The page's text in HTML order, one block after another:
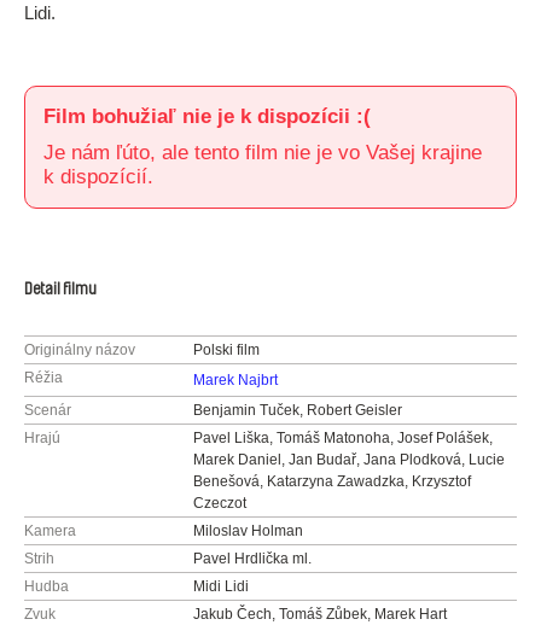
Lidi.
Film bohužiaľ nie je k dispozícii :(
Je nám ľúto, ale tento film nie je vo Vašej krajine
k dispozícií.
Detail filmu
Originálny názov
Polski film
Réžia
Marek Najbrt
Scenár
Benjamin Tuček, Robert Geisler
Hrajú
Pavel Liška, Tomáš Matonoha, Josef Polášek,
Marek Daniel, Jan Budař, Jana Plodková, Lucie
Benešová, Katarzyna Zawadzka, Krzysztof
Czeczot
Kamera
Miloslav Holman
Strih
Pavel Hrdlička ml.
Hudba
Midi Lidi
Zvuk
Jakub Čech, Tomáš Zůbek, Marek Hart